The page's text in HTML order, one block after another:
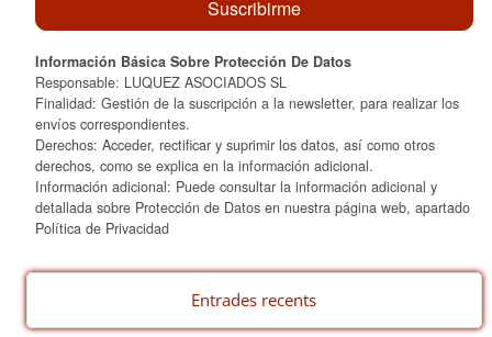
Información Básica Sobre Protección De Datos
Responsable: LUQUEZ ASOCIADOS SL
Finalidad: Gestión de la suscripción a la newsletter, para realizar los
envíos correspondientes.
Derechos: Acceder, rectificar y suprimir los datos, así como otros
derechos, como se explica en la información adicional.
Información adicional: Puede consultar la información adicional y
detallada sobre Protección de Datos en nuestra página web, apartado
Política de Privacidad
Entrades recents